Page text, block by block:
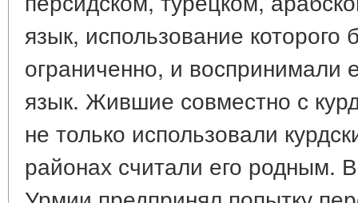
язык, использование которого
ограниченно, и воспринимали
язык. Жившие совместно с
не только использовали
районах считали его родным.